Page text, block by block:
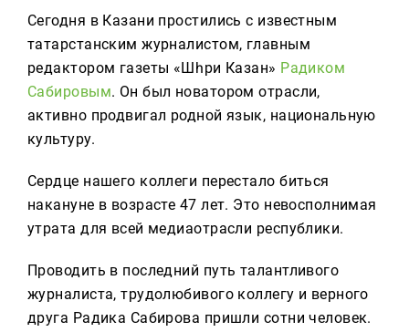
+7 (843) 570−50−00
Сегодня в Казани простились с известным
татарстанским журналистом, главным
редактором газеты «Шәһри Казан» Радиком
Сабировым. Он был новатором отрасли,
активно продвигал родной язык, национальную
культуру.
Сердце нашего коллеги перестало биться
накануне в возрасте 47 лет. Это невосполнимая
утрата для всей медиаотрасли республики.
Проводить в последний путь талантливого
журналиста, трудолюбивого коллегу и верного
друга Радика Сабирова пришли сотни человек.